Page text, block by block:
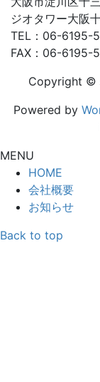
ジオタワー大阪
TEL：06-6195-
FAX：06-6195-
Copyright ©
Powered by
MENU
HOME
会社概要
お知らせ
Back to top